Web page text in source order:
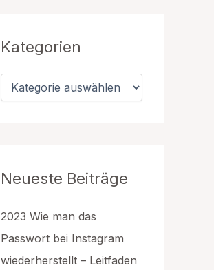
a
h
Kategorien
iNeueste Beiträge
2023 Wie man das
Passwort bei Instagram
wiederherstellt – Leitfaden